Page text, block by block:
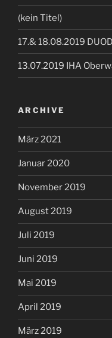
(kein Titel)
17.& 18.08.2019
13.07.2019 IHA
ARCHIVE
März 2021
Januar 2020
November 2019
August 2019
Juli 2019
Juni 2019
Mai 2019
April 2019
März 2019